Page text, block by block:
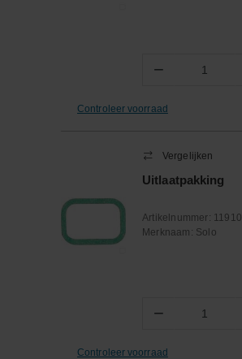
− Aantal
Controleer voorraad
Vergelijken
Uitlaatpakking
Artikelnummer: 11910
Merknaam: Solo
− Aantal
Controleer voorraad